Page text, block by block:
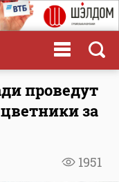
проведут
за
1951